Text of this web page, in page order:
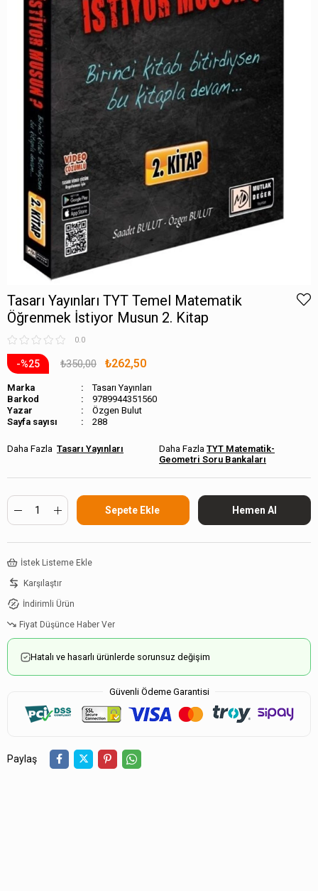
Tasarı Yayınları TYT Temel Matematik
Öğrenmek İstiyor Musun 2. Kitap
0.0
25 ₺350,00 ₺262,50
Marka
Tasarı Yayınları
Barkod
9789944351560
Özgen Bulut
Sayfa sayısı
288
Tasarı Yayınları
TYT Matematik-
Geometri Soru Bankaları
İstek Listeme Ekle
Karşılaştır
İndirimli Ürün
Fiyat Düşünce Haber Ver
Hatalı ve hasarlı ürünlerde sorunsuz değişim
Güvenli Ödeme Garantisi
Paylaş